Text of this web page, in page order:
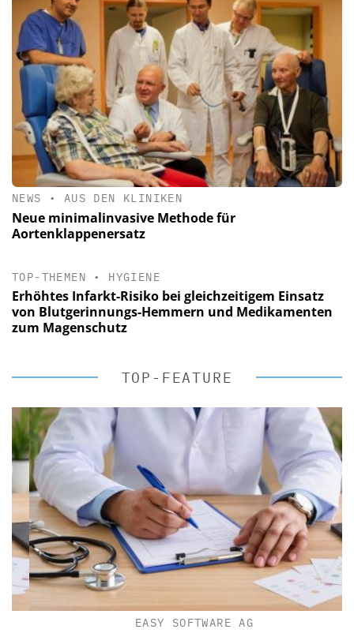
NEWS • AUS DEN KLINIKEN
Neue minimalinvasive Methode für
Aortenklappenersatz
TOP-THEMEN • HYGIENE
Erhöhtes Infarkt-Risiko bei gleichzeitigem Einsatz
von Blutgerinnungs-Hemmern und Medikamenten
zum Magenschutz
TOP-FEATURE
EASY SOFTWARE AG